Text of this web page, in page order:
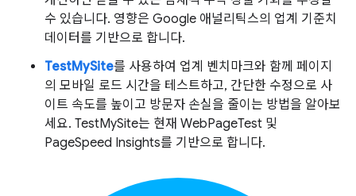
수 있습니다. 영향은 Google 애널리틱스의 업계 기준치
데이터를 기반으로 합니다.
TestMySite를 사용하여 업계 벤치마크와 함께 페이지
의 모바일 로드 시간을 테스트하고, 간단한 수정으로 사
이트 속도를 높이고 방문자 손실을 줄이는 방법을 알아보
세요. TestMySite는 현재 WebPageTest 및
PageSpeed Insights를 기반으로 합니다.